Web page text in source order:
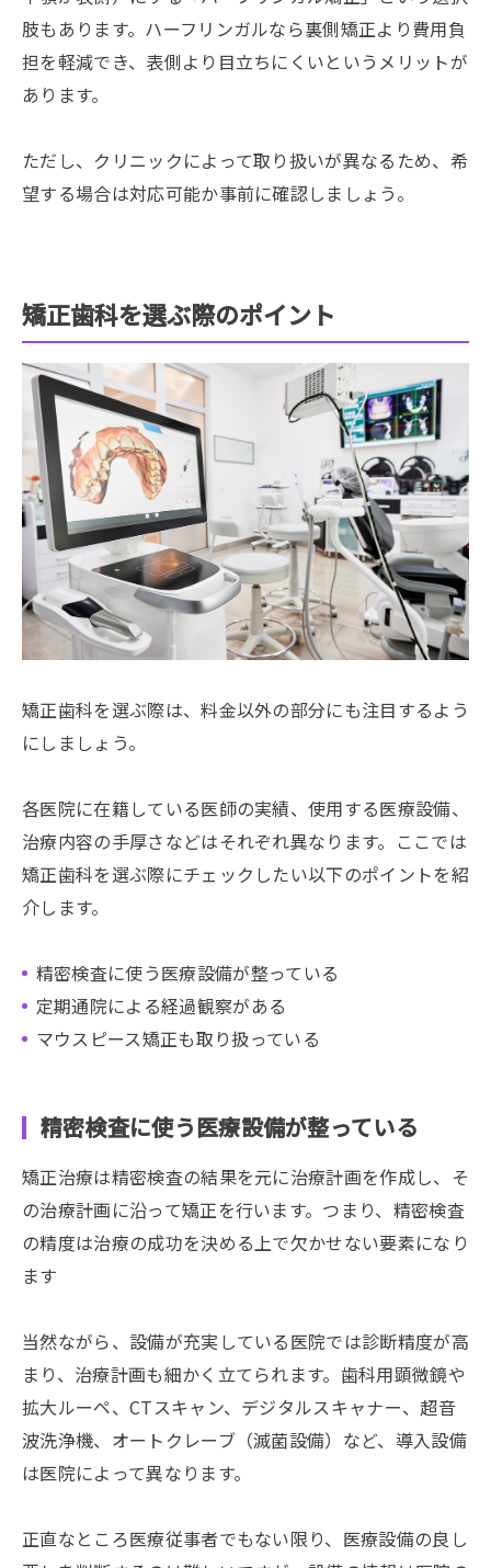
肢もあります。ハーフリンガルなら裏側矯正より費用負
担を軽減でき、表側より目立ちにくいというメリットが
あります。
ただし、クリニックによって取り扱いが異なるため、希
望する場合は対応可能か事前に確認しましょう。
矯正歯科を選ぶ際のポイント
矯正歯科を選ぶ際は、料金以外の部分にも注目するよう
にしましょう。
各医院に在籍している医師の実績、使用する医療設備、
治療内容の手厚さなどはそれぞれ異なります。ここでは
矯正歯科を選ぶ際にチェックしたい以下のポイントを紹
介します。
精密検査に使う医療設備が整っている
定期通院による経過観察がある
マウスピース矯正も取り扱っている
精密検査に使う医療設備が整っている
矯正治療は精密検査の結果を元に治療計画を作成し、そ
の治療計画に沿って矯正を行います。つまり、精密検査
の精度は治療の成功を決める上で欠かせない要素になり
ます
当然ながら、設備が充実している医院では診断精度が高
まり、治療計画も細かく立てられます。歯科用顕微鏡や
拡大ルーペ、CTスキャン、デジタルスキャナー、超音
波洗浄機、オートクレーブ（滅菌設備）など、導入設備
は医院によって異なります。
正直なところ医療従事者でもない限り、医療設備の良し